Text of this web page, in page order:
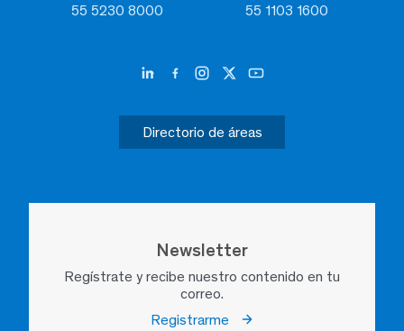
55 5230 8000 55 1103 1600
Directorio de áreas
Newsletter
Regístrate y recibe nuestro contenido en tu
correo.
Registrarme